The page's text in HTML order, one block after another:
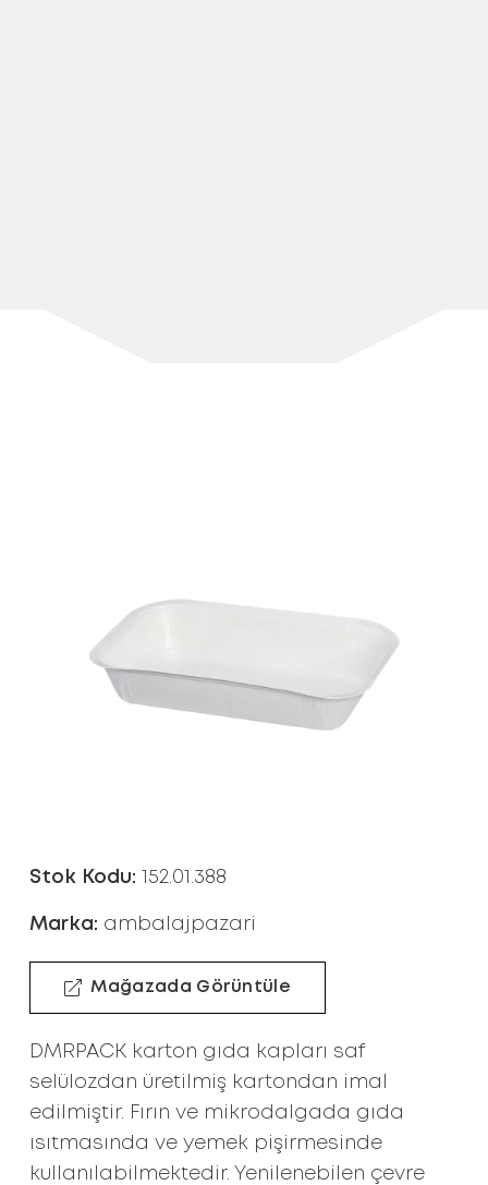
Stok Kodu: 152.01.388
Marka: ambalajpazari
Mağazada Görüntüle
DMRPACK karton gıda kapları saf
selülozdan üretilmiş kartondan imal
edilmiştir. Fırın ve mikrodalgada gıda
ısıtmasında ve yemek pişirmesinde
kullanılabilmektedir. Yenilenebilen çevre